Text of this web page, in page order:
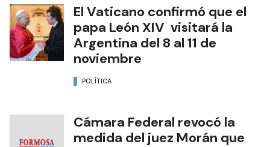
El Vaticano confirmó que el
papa León XIV visitará la
Argentina del 8 al 11 de
noviembre
POLÍTICA
Cámara Federal revocó la
medida del juez Morán que